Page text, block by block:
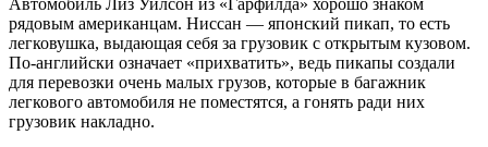
рядовым американцам. Ниссан — японский пикап, то есть
легковушка, выдающая себя за грузовик с открытым кузовом.
По-английски означает «прихватить», ведь пикапы создали
для перевозки очень малых грузов, которые в багажник
легкового автомобиля не поместятся, а гонять ради них
грузовик накладно.